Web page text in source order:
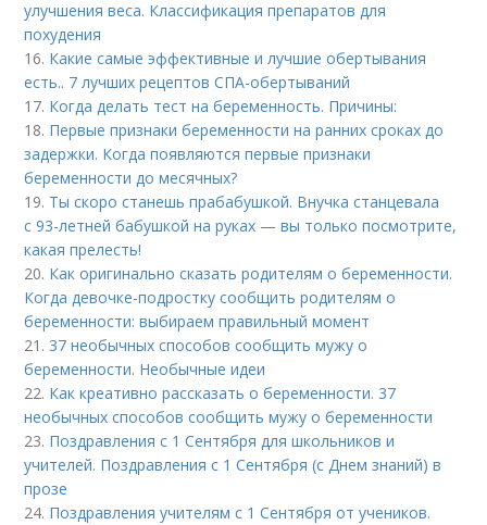
улучшения веса. Классификация препаратов для
похудения
16. Какие самые эффективные и лучшие обертывания
есть.. 7 лучших рецептов СПА-обертываний
17. Когда делать тест на беременность. Причины:
18. Первые признаки беременности на ранних сроках до
задержки. Когда появляются первые признаки
беременности до месячных?
19. Ты скоро станешь прабабушкой. Внучка станцевала
с 93-летней бабушкой на руках — вы только посмотрите,
какая прелесть!
20. Как оригинально сказать родителям о беременности.
Когда девочке-подростку сообщить родителям о
беременности: выбираем правильный момент
21. 37 необычных способов сообщить мужу о
беременности. Необычные идеи
22. Как креативно рассказать о беременности. 37
необычных способов сообщить мужу о беременности
23. Поздравления с 1 Сентября для школьников и
учителей. Поздравления с 1 Сентября (с Днем знаний) в
прозе
24. Поздравления учителям с 1 Сентября от учеников.